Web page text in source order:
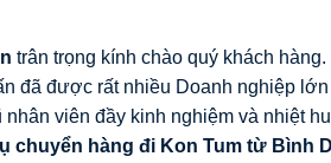
trân trọng kính chào quý khách
đã được rất nhiều Doanh nghiệp
viên đầy kinh nghiệm và nhiệt
chuyển hàng đi Kon Tum từ Bình